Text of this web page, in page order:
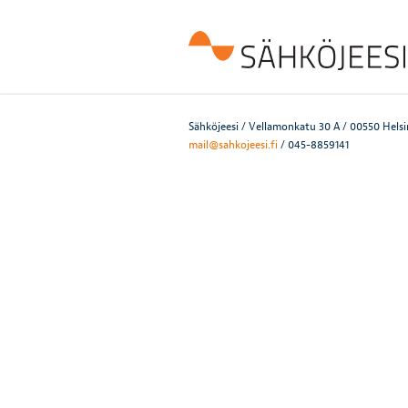
Sähköjeesi / Vellamonkatu 30 A / 00550
mail@sahkojeesi.fi/ 045-8859141